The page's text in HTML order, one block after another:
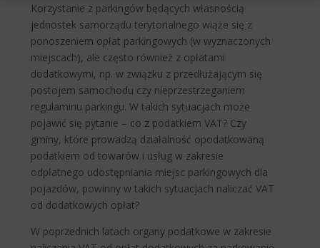
Korzystanie z parkingów będących własnością
jednostek samorządu terytorialnego wiąże się z
ponoszeniem opłat parkingowych (w wyznaczonych
miejscach), ale często również z opłatami
dodatkowymi, np. w związku z przedłużającym się
postojem samochodu czy nieprzestrzeganiem
regulaminu parkingu. W takich sytuacjach może
pojawić się pytanie – co z podatkiem VAT? Czy
gminy, które prowadzą działalność opodatkowaną
podatkiem od towarów i usług w zakresie
odpłatnego udostępniania miejsc parkingowych dla
pojazdów, powinny w takich sytuacjach naliczać VAT
od dodatkowych opłat?
W poprzednich latach organy podatkowe w zakresie